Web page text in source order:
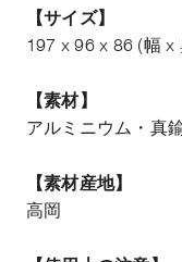
【サイズ】
197 x 96 x 86 (幅 x
【素材】
アルミニウム・真
【素材産地】
高岡